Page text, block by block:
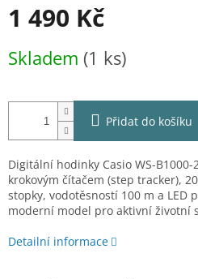
1 490 Kč
cena:
Skladem (1 ks)
Přidat do košíku
Digitální hodinky Casio WS-
krokovým čítačem (step tracker),
stopky, vodotěsností 100 m a LED
moderní model pro aktivní životní
Detailní informace